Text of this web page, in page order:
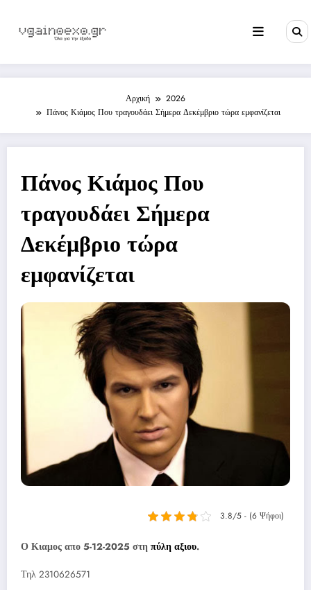
content
Αρχική
2026
Πάνος Κιάμος Που τραγουδάει Σήμερα Δεκέμβριο τώρα εμφανίζεται
Πάνος Κιάμος Που
τραγουδάει Σήμερα
Δεκέμβριο τώρα
εμφανίζεται
3.8/5 - (6 Ψήφοι)
Ο Κιαμος απο 5-12-2025 στη πύλη αξιου.
Τηλ 2310626571